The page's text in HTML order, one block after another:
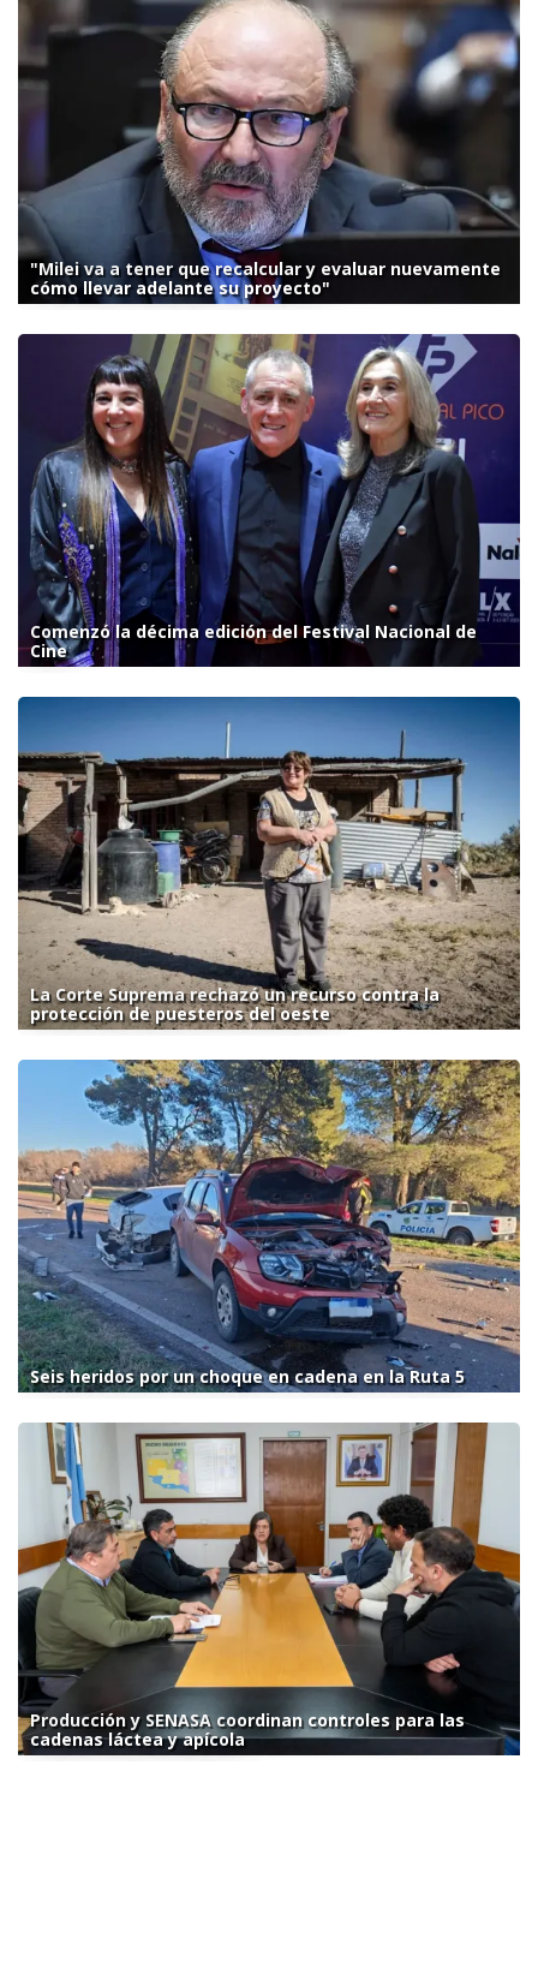
"Milei va a tener que recalcular y evaluar nuevamente
cómo llevar adelante su proyecto"
Comenzó la décima edición del Festival Nacional de
Cine
La Corte Suprema rechazó un recurso contra la
protección de puesteros del oeste
Seis heridos por un choque en cadena en la Ruta 5
Producción y SENASA coordinan controles para las
cadenas láctea y apícola